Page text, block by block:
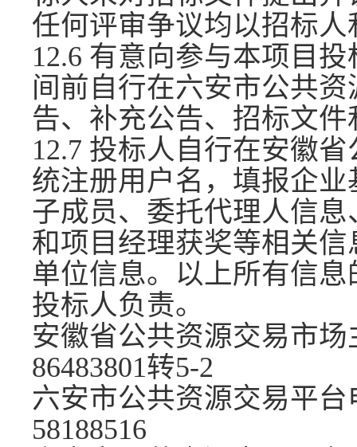
任何评审争议均以招标
12.6 有意向参与本项目
间前自行在六安市公共
告、补充公告、招标文
12.7 投标人自行在安徽
统注册用户名，填报企
子成员、委托代理人信
和项目经理获奖等相关
单位信息。以上所有信
投标人负责。
安徽省公共资源交易市
86483801转5-2
六安市公共资源交易平
58188516